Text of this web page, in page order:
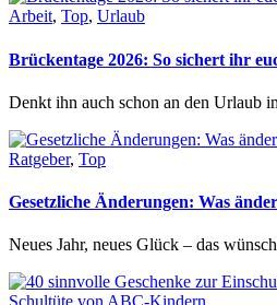
Arbeit, Top, Urlaub
Brückentage 2026: So sichert ihr
Denkt ihn auch schon an den Urlaub
Ratgeber, Top
Gesetzliche Änderungen: Was
Neues Jahr, neues Glück – das